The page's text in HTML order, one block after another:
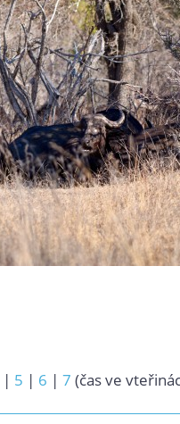
| 5 | 6 | 7 (čas ve